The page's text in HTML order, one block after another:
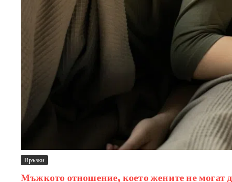
Връзки
Мъжкото отношение, което жените не могат